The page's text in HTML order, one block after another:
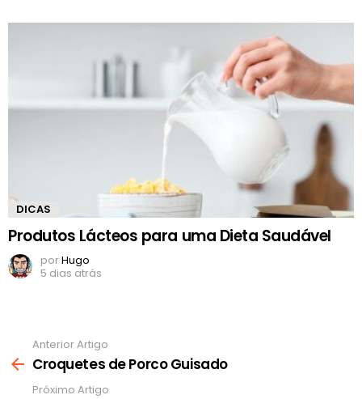
DICAS
Produtos Lácteos para uma Dieta Saudável
porHugo
5 dias atrás
mais
Anterior Artigo
Croquetes de Porco Guisado
Próximo Artigo